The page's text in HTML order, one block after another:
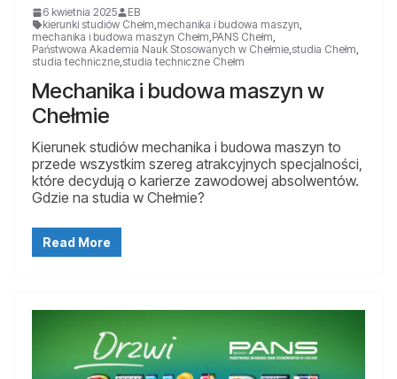
6 kwietnia 2025
EB
kierunki studiów Chełm mechanika i budowa maszyn
mechanika i budowa maszyn Chełm PANS Chełm
Państwowa Akademia Nauk Stosowanych w Chełmie studia Chełm
studia techniczne studia techniczne Chełm
Mechanika i budowa maszyn w
Chełmie
Kierunek studiów mechanika i budowa maszyn to
przede wszystkim szereg atrakcyjnych specjalności,
które decydują o karierze zawodowej absolwentów.
Gdzie na studia w Chełmie?
Read More